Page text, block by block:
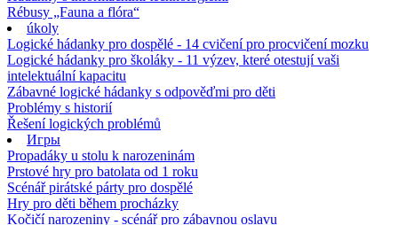
Rébusy „Fauna a flóra“
úkoly
Logické hádanky pro dospělé - 14 cvičení pro procvičení mozku
Logické hádanky pro školáky - 11 výzev, které otestují vaši
intelektuální kapacitu
Zábavné logické hádanky s odpověďmi pro děti
Problémy s historií
Řešení logických problémů
Игры
Propadáky u stolu k narozeninám
Prstové hry pro batolata od 1 roku
Scénář pirátské párty pro dospělé
Hry pro děti během procházky
Kočičí narozeniny - scénář pro zábavnou oslavu